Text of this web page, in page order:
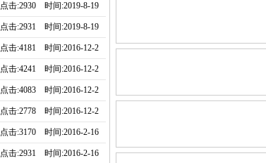
点击:2930 时间:2019-8-19
点击:2931 时间:2019-8-19
点击:4181 时间:2016-12-2
点击:4241 时间:2016-12-2
点击:4083 时间:2016-12-2
点击:2778 时间:2016-12-2
点击:3170 时间:2016-2-16
点击:2931 时间:2016-2-16